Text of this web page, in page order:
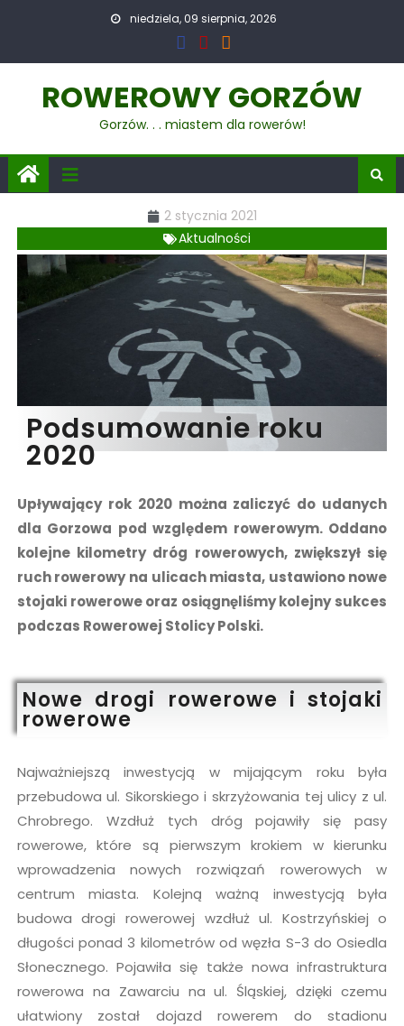
niedziela, 09 sierpnia, 2026
ROWEROWY GORZÓW
Gorzów. . . miastem dla rowerów!
2 stycznia 2021
Aktualności
Podsumowanie roku
2020
Upływający rok 2020 można zaliczyć do udanych
dla Gorzowa pod względem rowerowym. Oddano
kolejne kilometry dróg rowerowych, zwiększył się
ruch rowerowy na ulicach miasta, ustawiono nowe
stojaki rowerowe oraz osiągnęliśmy kolejny sukces
podczas Rowerowej Stolicy Polski.
Nowe drogi rowerowe i stojaki
rowerowe
Najważniejszą inwestycją w mijającym roku była
przebudowa ul. Sikorskiego i skrzyżowania tej ulicy z ul.
Chrobrego. Wzdłuż tych dróg pojawiły się pasy
rowerowe, które są pierwszym krokiem w kierunku
wprowadzenia nowych rozwiązań rowerowych w
centrum miasta. Kolejną ważną inwestycją była
budowa drogi rowerowej wzdłuż ul. Kostrzyńskiej o
długości ponad 3 kilometrów od węzła S-3 do Osiedla
Słonecznego. Pojawiła się także nowa infrastruktura
rowerowa na Zawarciu na ul. Śląskiej, dzięki czemu
ułatwiony został dojazd rowerem do stadionu